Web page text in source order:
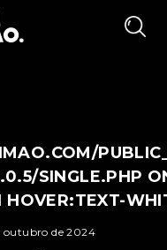
SINGLE.PHP
HOVER:TEXT-
outubro de 2024